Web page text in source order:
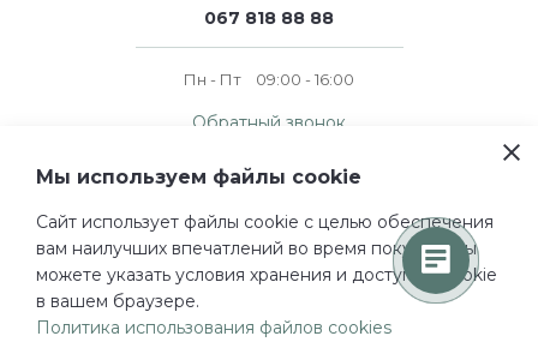
067 818 88 88
Пн - Пт 09:00 - 16:00
Обратный звонок
Все права защищены.
Проектирование и дизайн
Турум-бурум
WebHome Company
Мы используем файлы cookie
Сайт использует файлы cookie c целью обеспечения
вам наилучших впечатлений во время покупок. Вы
можете указать условия хранения и доступа к cookie
в вашем браузере.
Политика использования файлов cookies